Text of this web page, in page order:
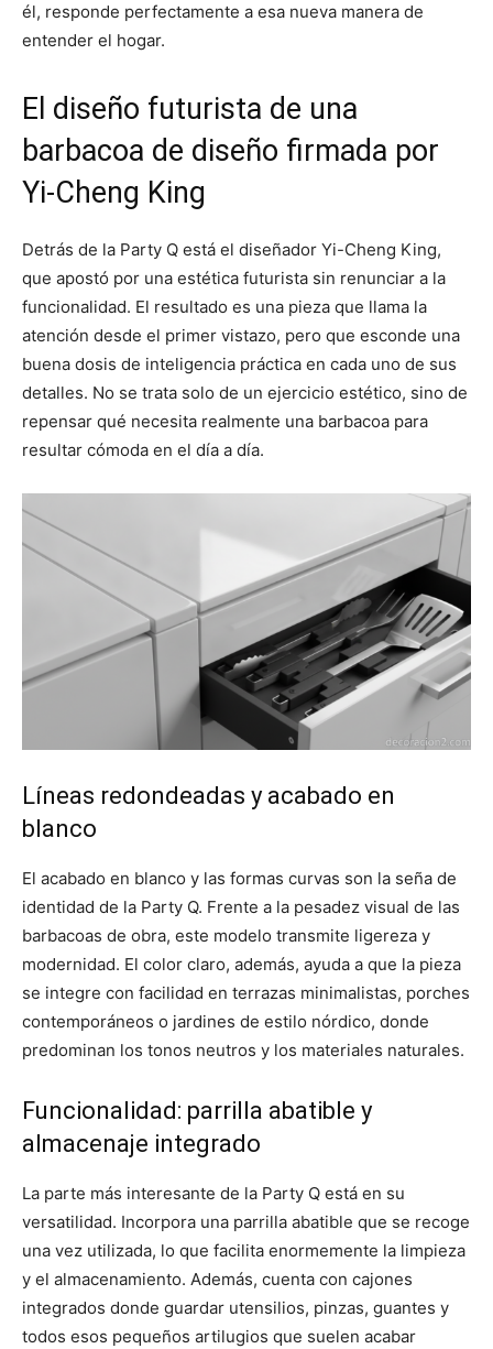
él, responde perfectamente a esa nueva manera de
entender el hogar.
El diseño futurista de una
barbacoa de diseño firmada por
Yi-Cheng King
Detrás de la Party Q está el diseñador Yi-Cheng King,
que apostó por una estética futurista sin renunciar a la
funcionalidad. El resultado es una pieza que llama la
atención desde el primer vistazo, pero que esconde una
buena dosis de inteligencia práctica en cada uno de sus
detalles. No se trata solo de un ejercicio estético, sino de
repensar qué necesita realmente una barbacoa para
resultar cómoda en el día a día.
Líneas redondeadas y acabado en
blanco
El acabado en blanco y las formas curvas son la seña de
identidad de la Party Q. Frente a la pesadez visual de las
barbacoas de obra, este modelo transmite ligereza y
modernidad. El color claro, además, ayuda a que la pieza
se integre con facilidad en terrazas minimalistas, porches
contemporáneos o jardines de estilo nórdico, donde
predominan los tonos neutros y los materiales naturales.
Funcionalidad: parrilla abatible y
almacenaje integrado
La parte más interesante de la Party Q está en su
versatilidad. Incorpora una parrilla abatible que se recoge
una vez utilizada, lo que facilita enormemente la limpieza
y el almacenamiento. Además, cuenta con cajones
integrados donde guardar utensilios, pinzas, guantes y
todos esos pequeños artilugios que suelen acabar